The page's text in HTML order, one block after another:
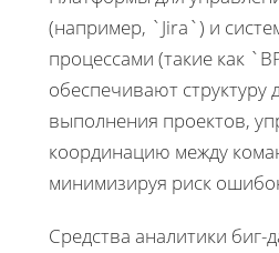
(например, `Jira`) и
процессами (такие как
обеспечивают структуру
выполнения проектов,
координацию между
минимизируя риск
Средства аналитики биг-